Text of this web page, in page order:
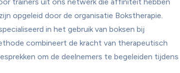
opgeleid door de organisatie Bokstherapie.
in het gebruik van boksen bij
combineert de kracht van therapeutisch
om de deelnemers te begeleiden tijdens